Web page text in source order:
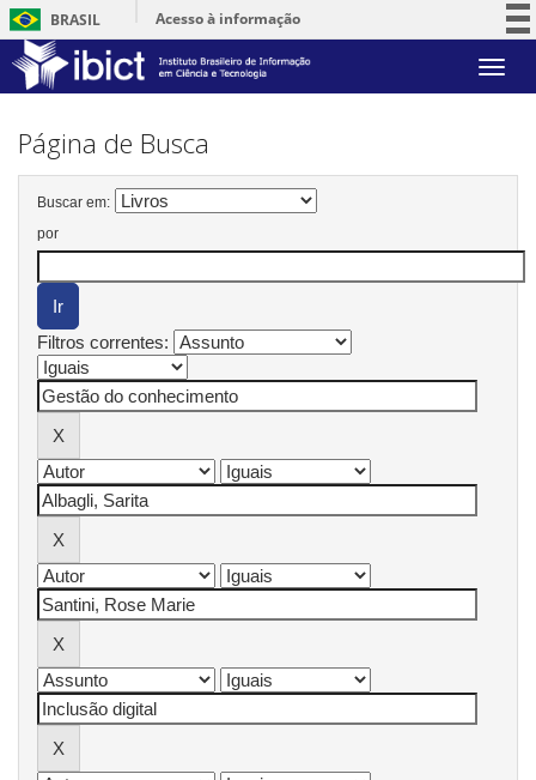
BRASIL
Acesso à informação
Serviços
Skip
Página de Busca
Buscar em:
por
Filtros correntes: